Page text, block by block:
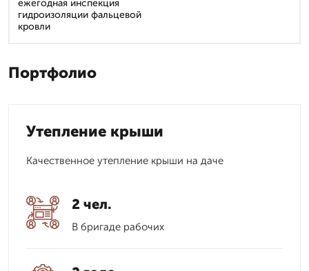
ежегодная инспекция
гидроизоляции фальцевой
кровли
Портфолио
Утепление крыши
Качественное утепление крыши на даче
2 чел.
В бригаде рабочих